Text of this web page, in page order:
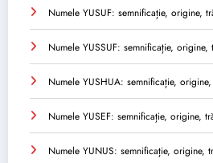
Numele YUSUF: semnificație, origine,
Numele YUSSUF: semnificație,
Numele YUSHUA: semnificație,
Numele YUSEF: semnificație, origine,
Numele YUNUS: semnificație, origine,